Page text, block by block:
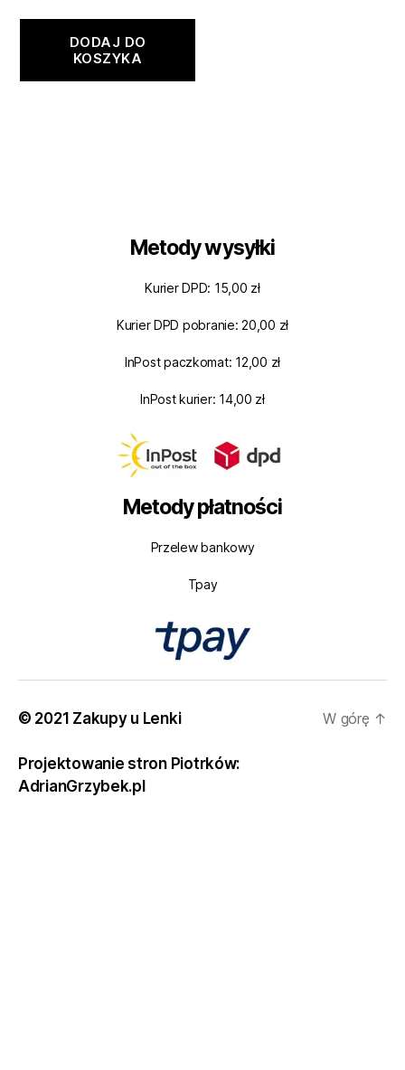
DODAJ DO
KOSZYKA
Metody wysyłki
Kurier DPD: 15,00 zł
Kurier DPD pobranie: 20,00 zł
InPost paczkomat: 12,00 zł
InPost kurier: 14,00 zł
Metody płatności
Przelew bankowy
Tpay
© 2021 Zakupy u Lenki
Projektowanie stron Piotrków:
AdrianGrzybek.pl
W górę ↑